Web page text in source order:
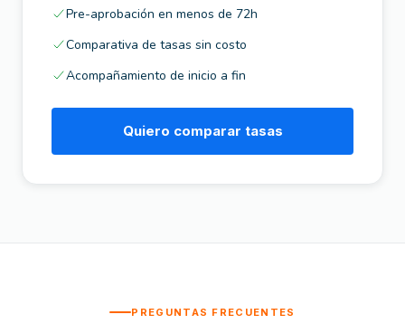
Pre-aprobación en menos de 72h
Comparativa de tasas sin costo
Acompañamiento de inicio a fin
Quiero comparar tasas
PREGUNTAS FRECUENTES